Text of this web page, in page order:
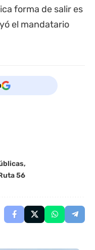
forma de salir es
el mandatario
56